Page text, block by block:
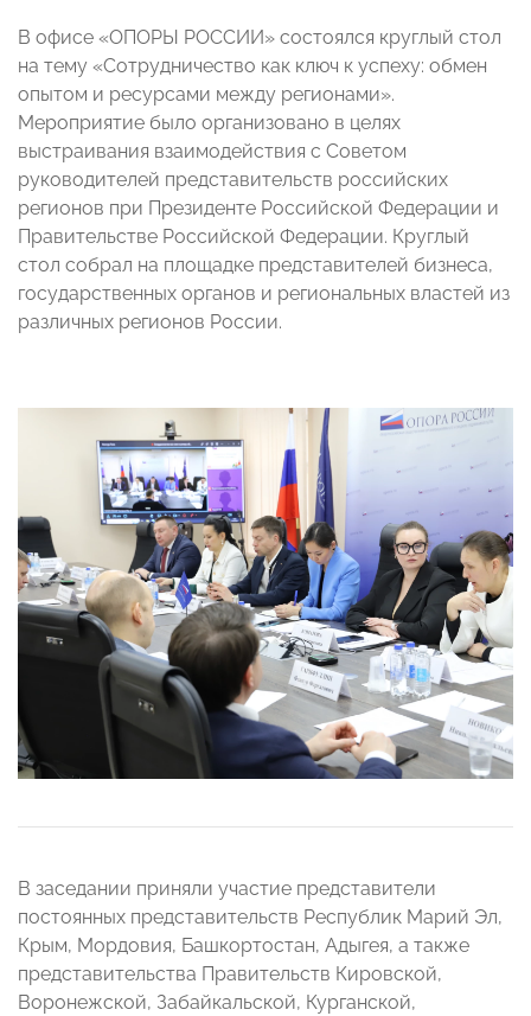
В офисе «ОПОРЫ РОССИИ» состоялся круглый стол
на тему «Сотрудничество как ключ к успеху: обмен
опытом и ресурсами между регионами».
Мероприятие было организовано в целях
выстраивания взаимодействия с Советом
руководителей представительств российских
регионов при Президенте Российской Федерации и
Правительстве Российской Федерации. Круглый
стол собрал на площадке представителей бизнеса,
государственных органов и региональных властей из
различных регионов России.
В заседании приняли участие представители
постоянных представительств Республик Марий Эл,
Крым, Мордовия, Башкортостан, Адыгея, а также
представительства Правительств Кировской,
Воронежской, Забайкальской, Курганской,